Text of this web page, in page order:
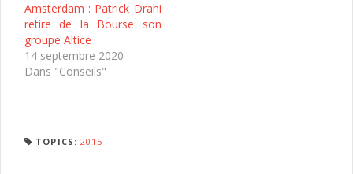
Amsterdam : Patrick Drahi
retire de la Bourse son
groupe Altice
14 septembre 2020
Dans "Conseils"
TOPICS: 2015